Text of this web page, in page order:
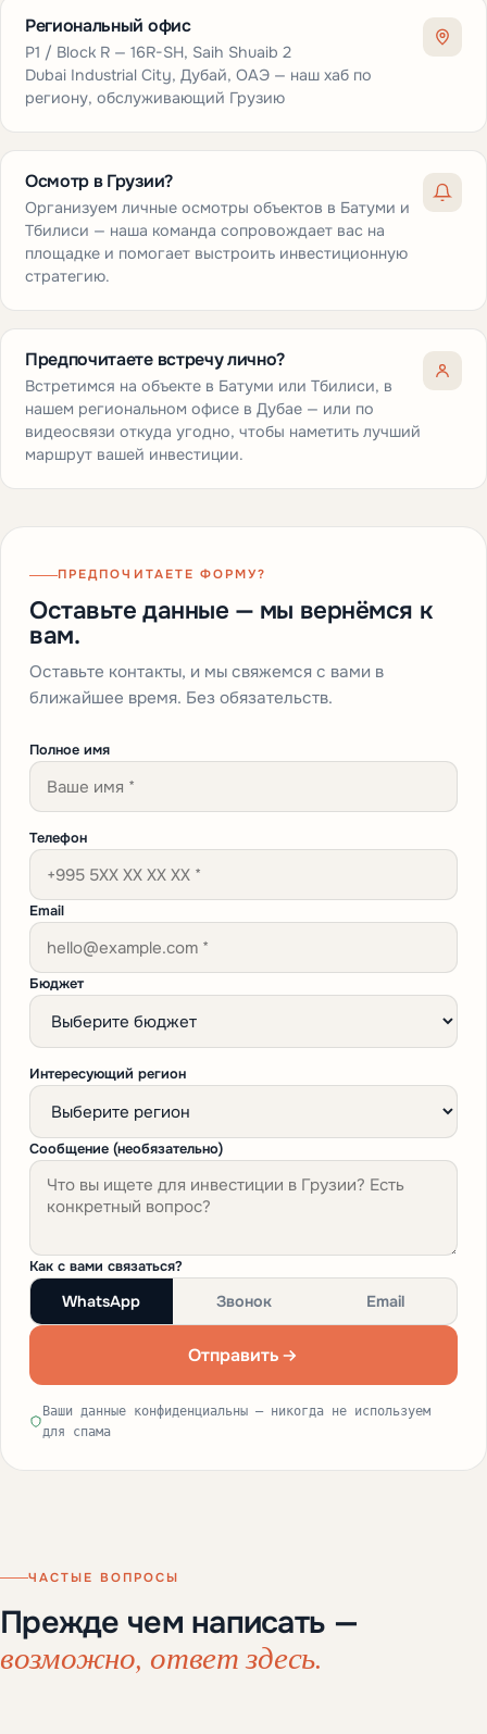
Региональный офис
P1 / Block R — 16R-SH, Saih Shuaib 2
Dubai Industrial City, Дубай, ОАЭ — наш хаб по
региону, обслуживающий Грузию
Осмотр в Грузии?
Организуем личные осмотры объектов в Батуми и
Тбилиси — наша команда сопровождает вас на
площадке и помогает выстроить инвестиционную
стратегию.
Предпочитаете встречу лично?
Встретимся на объекте в Батуми или Тбилиси, в
нашем региональном офисе в Дубае — или по
видеосвязи откуда угодно, чтобы наметить лучший
маршрут вашей инвестиции.
ПРЕДПОЧИТАЕТЕ ФОРМУ?
Оставьте данные — мы вернёмся к
вам.
Оставьте контакты, и мы свяжемся с вами в
ближайшее время. Без обязательств.
Полное имя
Телефон
Email
Бюджет
Интересующий регион
Сообщение (необязательно)
Как с вами связаться?
WhatsApp Звонок Email
Отправить
Ваши данные конфиденциальны — никогда не используем
для спама
ЧАСТЫЕ ВОПРОСЫ
Прежде чем написать —
возможно, ответ здесь.